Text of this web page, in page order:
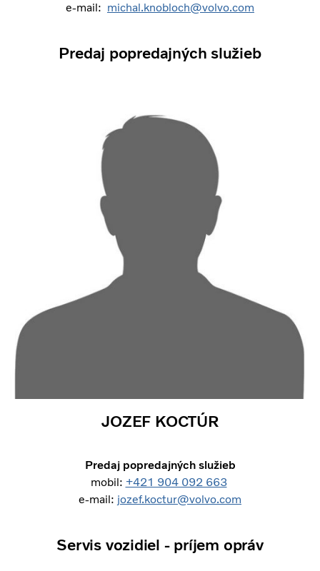
e-mail: michal.knobloch@volvo.com
Predaj popredajných služieb
JOZEF KOCTÚR
Predaj popredajných služieb
mobil: +421 904 092 663
e-mail: jozef.koctur@volvo.com
Servis vozidiel - príjem opráv